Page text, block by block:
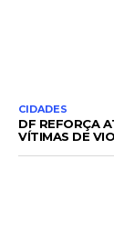
CIDADES
DF REFORÇA
VÍTIMAS DE